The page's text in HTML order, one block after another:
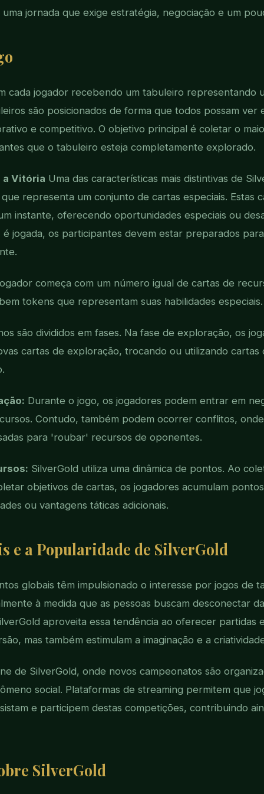
uma jornada que exige estratégia, negociação e um
cada jogador recebendo um tabuleiro representando
são posicionados de forma que todos possam ver
e competitivo. O objetivo principal é coletar o
que o tabuleiro esteja completamente explorado.
a Vitória Uma das características mais distintivas de
representa um conjunto de cartas especiais. Estas
instante, oferecendo oportunidades especiais ou
é jogada, os participantes devem estar preparados
começa com um número igual de cartas de
tokens que representam suas habilidades especiais.
são divididos em fases. Na fase de exploração, os
cartas de exploração, trocando ou utilizando cartas
Durante o jogo, os jogadores podem entrar em
Contudo, também podem ocorrer conflitos,
para 'roubar' recursos de oponentes.
SilverGold utiliza uma dinâmica de pontos. Ao
objetivos de cartas, os jogadores acumulam
ou vantagens táticas adicionais.
e a Popularidade de SilverGold
globais têm impulsionado o interesse por jogos de
à medida que as pessoas buscam desconectar
aproveita essa tendência ao oferecer partidas
mas também estimulam a imaginação e a
de SilverGold, onde novos campeonatos são
social. Plataformas de streaming permitem que
e participem destas competições, contribuindo
SilverGold